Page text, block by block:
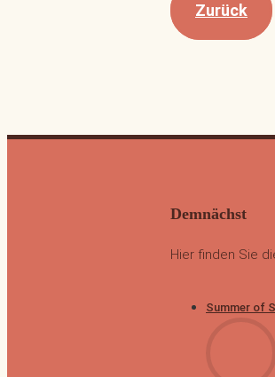
Zurück
Demnächst
Hier finden Sie
Summer of